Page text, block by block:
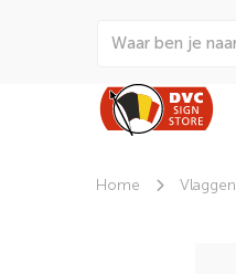
Home Vlaggen